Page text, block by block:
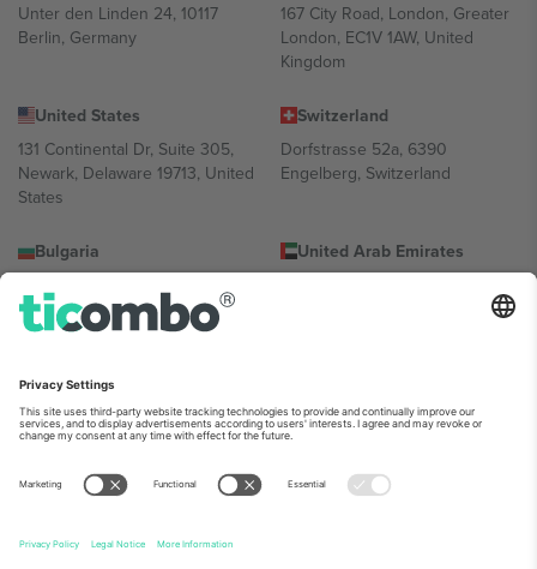
Unter den Linden 24, 10117
Berlin, Germany
167 City Road, London, Greater
London, EC1V 1AW, United
Kingdom
United States
131 Continental Dr, Suite 305,
Newark, Delaware 19713, United
States
Switzerland
Dorfstrasse 52a, 6390
Engelberg, Switzerland
Bulgaria
Totleben 53-55, 1606 Sofia,
Bulgaria
United Arab Emirates
Building A1, Office 302, Dubai,
Mexico
Av Chapultepec 360, Roma
Norte, Cuauhtémoc, 06700
Ciudad de México, CDMX,
Mexico
პლატფორმის პროვაიდერის იურიდიული პირი იცვლება